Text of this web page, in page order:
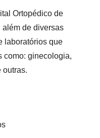
Ortopédico de
além de diversas
laboratórios que
como: ginecologia,
outras.